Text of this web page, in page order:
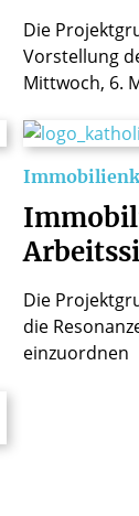
Die
Vorstellung
Mittwoch, 6.
Die
die
einzuordnen